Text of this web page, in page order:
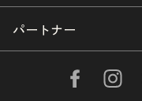
パートナー